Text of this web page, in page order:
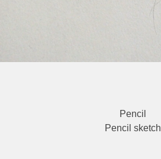
Pencil
Pencil sketch